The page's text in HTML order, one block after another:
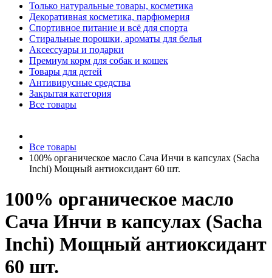
Только натуральные товары, косметика
Декоративная косметика, парфюмерия
Спортивное питание и всё для спорта
Стиральные порошки, ароматы для белья
Аксессуары и подарки
Премиум корм для собак и кошек
Товары для детей
Антивирусные средства
Закрытая категория
Все товары
Все товары
100% органическое масло Сача Инчи в капсулах (Sacha
Inchi) Мощный антиоксидант 60 шт.
100% органическое масло
Сача Инчи в капсулах (Sacha
Inchi) Мощный антиоксидант
60 шт.